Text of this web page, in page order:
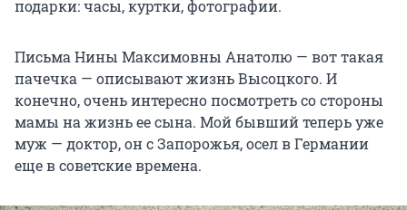
подарки: часы, куртки, фотографии.
Письма Нины Максимовны Анатолю — вот такая
пачечка — описывают жизнь Высоцкого. И
конечно, очень интересно посмотреть со стороны
мамы на жизнь ее сына. Мой бывший теперь уже
муж — доктор, он с Запорожья, осел в Германии
еще в советские времена.